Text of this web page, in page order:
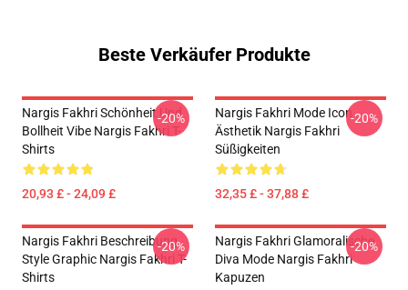
Beste Verkäufer Produkte
Nargis Fakhri Schönheit Und
Bollheit Vibe Nargis Fakhri T-
Shirts
20,93 £ - 24,09 £
-20%
Nargis Fakhri Mode Icon
Ästhetik Nargis Fakhri
Süßigkeiten
32,35 £ - 37,88 £
-20%
Nargis Fakhri Beschreibung
Style Graphic Nargis Fakhri T-
Shirts
-20%
Nargis Fakhri Glamoralische
Diva Mode Nargis Fakhri
Kapuzen
-20%